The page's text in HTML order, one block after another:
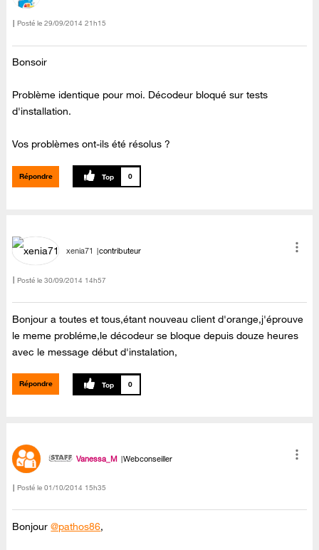
Posté le ‎29/09/2014 21h15
Bonsoir
Problème identique pour moi. Décodeur bloqué sur tests
d'installation.
Vos problèmes ont-ils été résolus ?
Répondre 0
xenia71 contributeur
Posté le ‎30/09/2014 14h57
Bonjour a toutes et tous,étant nouveau client d'orange,j'éprouve
le meme probléme,le décodeur se bloque depuis douze heures
avec le message début d'instalation,
Répondre 0
Vanessa_M Webconseiller
Posté le ‎01/10/2014 15h35
Bonjour@pathos86,